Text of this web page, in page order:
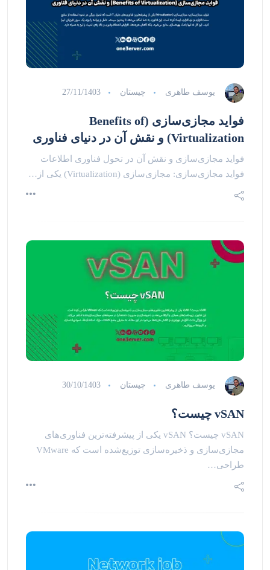
یوسف طاهری چیستان 27/11/1403
فواید مجازی‌سازی (Benefits of
Virtualization) و نقش آن در دنیای فناوری
فواید مجازی‌سازی و نقش آن در تحول فناوری اطلاعات
فواید مجازی‌سازی: مجازی‌سازی (Virtualization) یکی از…
یوسف طاهری چیستان 30/10/1403
vSAN چیست؟
vSAN چیست؟ vSAN یکی از پیشرفته‌ترین فناوری‌های
مجازی‌سازی و ذخیره‌سازی توزیع‌شده است که VMware
طراحی…